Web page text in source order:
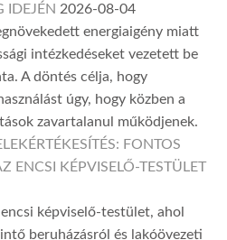
IDEJÉN 2026-08-04
energiaigény miatt
intézkedéseket vezetett be
A döntés célja, hogy
úgy, hogy közben a
zavartalanul működjenek.
FONTOS
ENCSI KÉPVISELŐ-TESTÜLET
képviselő-testület, ahol
beruházásról és lakóövezeti